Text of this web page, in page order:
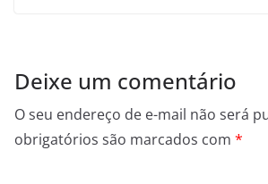
Deixe um comentário
O seu endereço de e-mail não será
obrigatórios são marcados com *